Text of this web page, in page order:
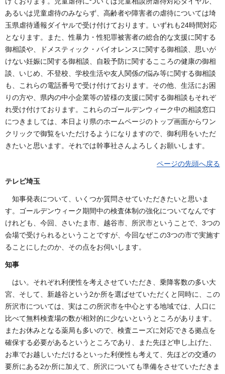
あるいは児童虐待のみならず、高齢者や障害者の虐待については埼
玉県虐待通報ダイヤルで受け付けております。いずれも24時間対応
となります。また、性暴力・性犯罪被害者の総合的な支援に関する
御相談や、ドメスティック・バイオレンスに関する御相談、思いが
けない妊娠に関する御相談、自殺予防に関するこころの健康の御相
談、いじめ、不登校、学校生活や友人関係の悩み等に関する御相談
も、これらの電話番号で受け付けております。その他、生活にお困
りの方や、県内の中小企業等の皆様の支援に関する御相談もそれぞ
れ受け付けております。これらのゴールデンウィーク中の相談窓口
につきましては、本日より県のホームページのトップ画面からワン
クリックで御覧をいただけるようになりますので、御利用をいただ
きたいと思います。それでは幹事社さんよろしくお願いします。
ページの先頭へ戻る
テレビ埼玉
知事発表について、いくつか質問させていただきたいと思いま
す。ゴールデンウィーク期間中の検査体制の強化についてなんです
けれども、今回、さいたま市、越谷市、所沢市ということで、3つの
会場で受けられるということですが、今回なぜこの3つの市で実施す
ることにしたのか、その点をお伺いします。
知事
はい。それぞれ利便性を考えさせていただき、乗降客数の多い大
宮、そして、新越谷という2か所を選ばせていただくと同時に、この
所沢市については、実はこの所沢市を中心とする地域では、人口に
比べて無料検査場の数が相対的に少ないというところがあります。
またお休みとなる薬局も多いので、検査ニーズに対応できる拠点を
確保する必要があるというところであり、また先ほど申し上げた、
お車でお越しいただけるといった利便性も考えて、先ほどの交通の
要所にある2か所に加えて、所沢についても準備をさせていただきま